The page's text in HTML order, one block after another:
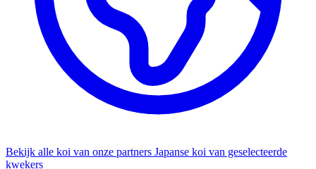
Bekijk alle koi van onze partners Japanse koi van geselecteerde
kwekers